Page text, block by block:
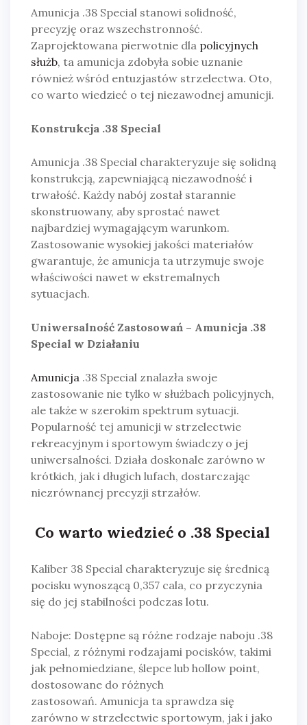
Amunicja .38 Special stanowi solidność,
precyzję oraz wszechstronność.
Zaprojektowana pierwotnie dla policyjnych
służb, ta amunicja zdobyła sobie uznanie
również wśród entuzjastów strzelectwa. Oto,
co warto wiedzieć o tej niezawodnej amunicji.
Konstrukcja .38 Special
Amunicja .38 Special charakteryzuje się solidną
konstrukcją, zapewniającą niezawodność i
trwałość. Każdy nabój został starannie
skonstruowany, aby sprostać nawet
najbardziej wymagającym warunkom.
Zastosowanie wysokiej jakości materiałów
gwarantuje, że amunicja ta utrzymuje swoje
właściwości nawet w ekstremalnych
sytuacjach.
Uniwersalność Zastosowań – Amunicja .38
Special w Działaniu
Amunicja .38 Special znalazła swoje
zastosowanie nie tylko w służbach policyjnych,
ale także w szerokim spektrum sytuacji.
Popularność tej amunicji w strzelectwie
rekreacyjnym i sportowym świadczy o jej
uniwersalności. Działa doskonale zarówno w
krótkich, jak i długich lufach, dostarczając
niezrównanej precyzji strzałów.
Co warto wiedzieć o .38 Special
Kaliber 38 Special charakteryzuje się średnicą
pocisku wynoszącą 0,357 cala, co przyczynia
się do jej stabilności podczas lotu.
Naboje: Dostępne są różne rodzaje naboju .38
Special, z różnymi rodzajami pocisków, takimi
jak pełnomiedziane, ślepce lub hollow point,
dostosowane do różnych
zastosowań. Amunicja ta sprawdza się
zarówno w strzelectwie sportowym, jak i jako